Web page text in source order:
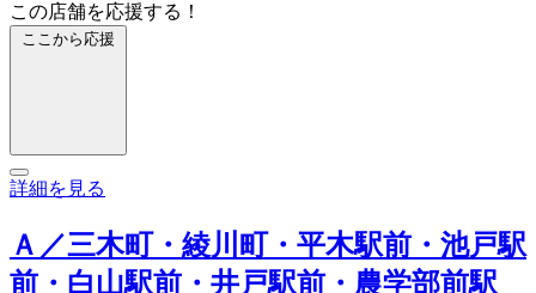
この店舗を応援する！
ここから応援
詳細を見る
Ａ／三木町・綾川町・平木駅前・池戸駅
前・白山駅前・井戸駅前・農学部前駅